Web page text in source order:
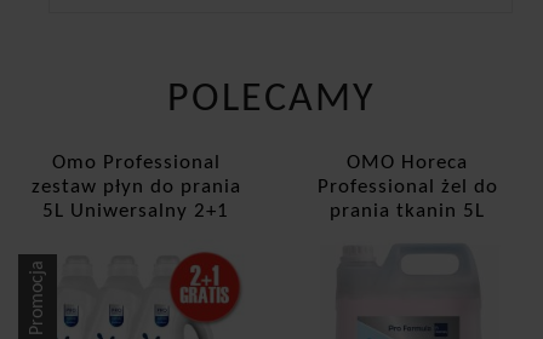
POLECAMY
Omo Professional
zestaw płyn do prania
5L Uniwersalny 2+1
Promocja
OMO Horeca
Professional żel do
prania tkanin 5L